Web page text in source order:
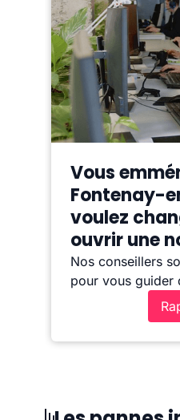
Vous
Fontenay-
voulez
ouvrir une
Nos conseillers
pour vous guider